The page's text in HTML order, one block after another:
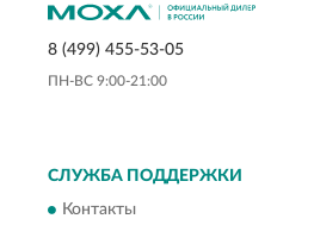
8 (499) 455-53-05
ПН-ВС 9:00-21:00
СЛУЖБА ПОДДЕРЖКИ
Контакты